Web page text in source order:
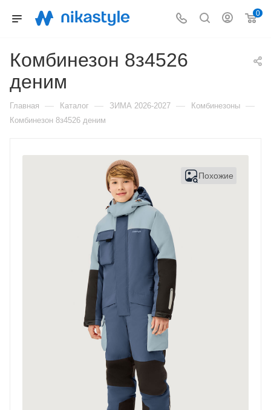
0
Комбинезон 8з4526
деним
Главная — Каталог — ЗИМА 2026-2027 — Комбинезоны —
Комбинезон 8з4526 деним
Похожие